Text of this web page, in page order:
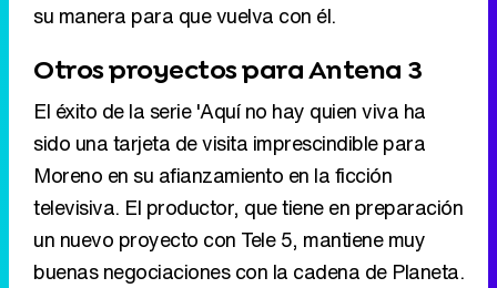
su manera para que vuelva con él.
Otros proyectos para Antena 3
El éxito de la serie 'Aquí no hay quien viva ha
sido una tarjeta de visita imprescindible para
Moreno en su afianzamiento en la ficción
televisiva. El productor, que tiene en preparación
un nuevo proyecto con Tele 5, mantiene muy
buenas negociaciones con la cadena de Planeta.